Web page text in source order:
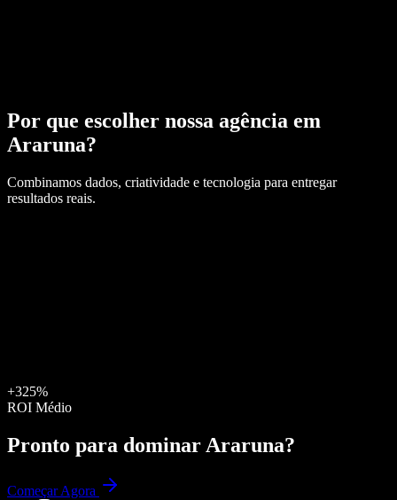
Por que escolher nossa agência em
Araruna?
Combinamos dados, criatividade e tecnologia para entregar
resultados reais.
+325%
ROI Médio
Pronto para dominar Araruna?
Começar Agora